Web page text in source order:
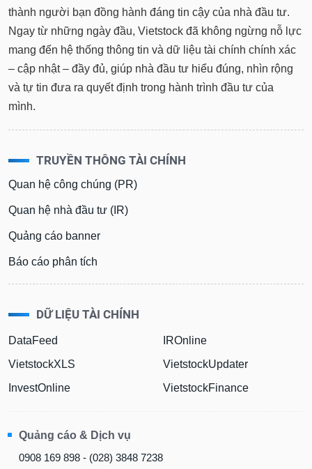
thành người bạn đồng hành đáng tin cậy của nhà đầu tư.
Ngay từ những ngày đầu, Vietstock đã không ngừng nỗ lực
mang đến hệ thống thông tin và dữ liệu tài chính chính xác
– cập nhật – đầy đủ, giúp nhà đầu tư hiểu đúng, nhìn rộng
và tự tin đưa ra quyết định trong hành trình đầu tư của
mình.
TRUYỀN THÔNG TÀI CHÍNH
Quan hệ công chúng (PR)
Quan hệ nhà đầu tư (IR)
Quảng cáo banner
Báo cáo phân tích
DỮ LIỆU TÀI CHÍNH
DataFeed
VietstockXLS
InvestOnline
IROnline
VietstockUpdater
VietstockFinance
Quảng cáo & Dịch vụ
0908 169 898 - (028) 3848 7238